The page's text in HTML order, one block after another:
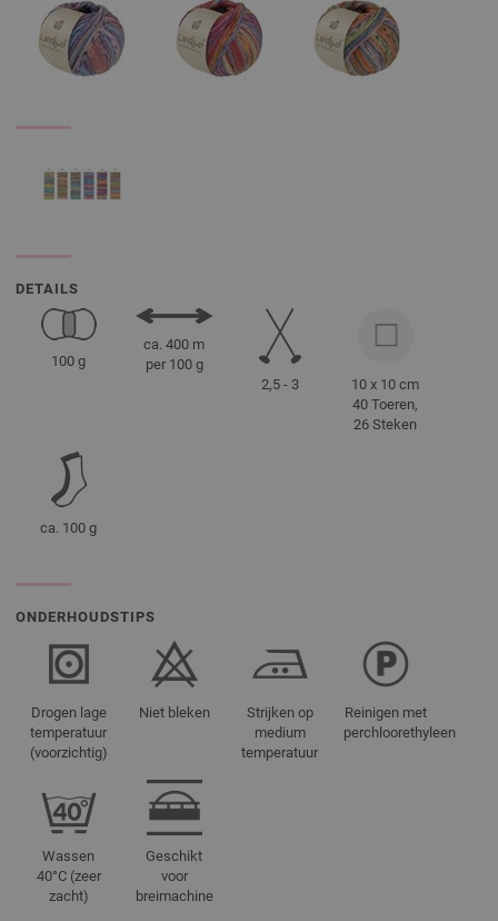
DETAILS
100 g
ca. 400 m
per 100 g
2,5 - 3
10 x 10 cm
40 Toeren,
26 Steken
ca. 100 g
ONDERHOUDSTIPS
Drogen lage
temperatuur
(voorzichtig)
Niet bleken
Strijken op
medium
temperatuur
Reinigen met
perchloorethyleen
Wassen
40°C (zeer
zacht)
Geschikt
voor
breimachine